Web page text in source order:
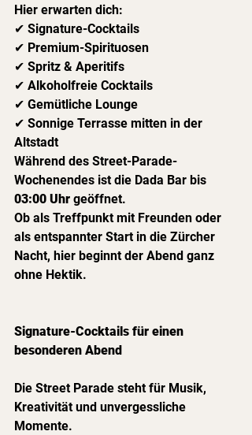
Hier erwarten dich:
✔ Signature-Cocktails
✔ Premium-Spirituosen
✔ Spritz & Aperitifs
✔ Alkoholfreie Cocktails
✔ Gemütliche Lounge
✔ Sonnige Terrasse mitten in der
Altstadt
Während des Street-Parade-
Wochenendes ist die Dada Bar bis
03:00 Uhr geöffnet.
Ob als Treffpunkt mit Freunden oder
als entspannter Start in die Zürcher
Nacht, hier beginnt der Abend ganz
ohne Hektik.
Signature-Cocktails für einen
besonderen Abend
Die Street Parade steht für Musik,
Kreativität und unvergessliche
Momente.